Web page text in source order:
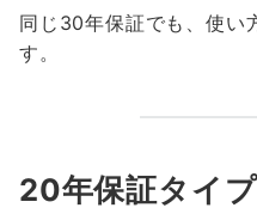
同じ30年保証でも、使い
す。
20年保証タイ